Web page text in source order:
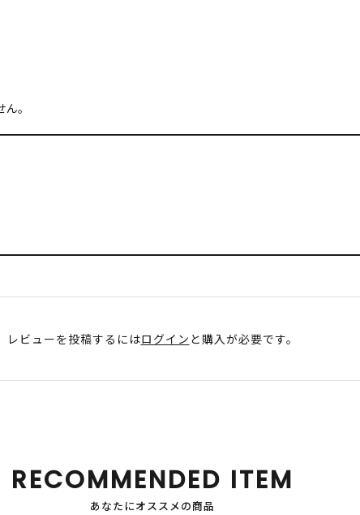
。
レビューを投稿するにはログイン と購入が必要です。
RECOMMENDED ITEM
あなたにオススメの商品